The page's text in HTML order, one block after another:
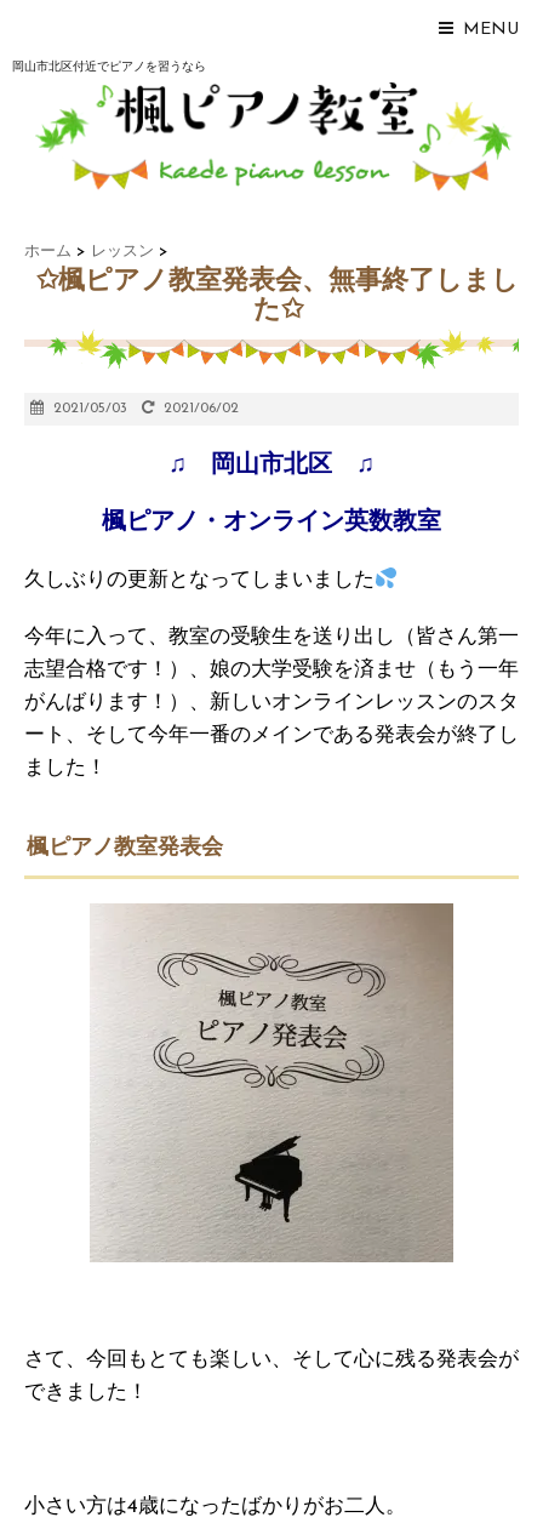
MENU
岡山市北区付近でピアノを習うなら
ホーム > レッスン >
✩楓ピアノ教室発表会、無事終了しまし
た✩
2021/05/03 2021/06/02
♫ 岡山市北区 ♫
楓ピアノ・オンライン英数教室
久しぶりの更新となってしまいました
今年に入って、教室の受験生を送り出し（皆さん第一
志望合格です！）、娘の大学受験を済ませ（もう一年
がんばります！）、新しいオンラインレッスンのスタ
ート、そして今年一番のメインである発表会が終了し
ました！
楓ピアノ教室発表会
さて、今回もとても楽しい、そして心に残る発表会が
できました！
小さい方は4歳になったばかりがお二人。